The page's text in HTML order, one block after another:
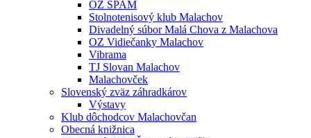
OZ SPAM
Stolnotenisový klub Malachov
Divadelný súbor Malá Chova z Malachova
OZ Vidiečanky Malachov
Vibrama
TJ Slovan Malachov
Malachovček
Slovenský zväz záhradkárov
Výstavy
Klub dôchodcov Malachovčan
Obecná knižnica